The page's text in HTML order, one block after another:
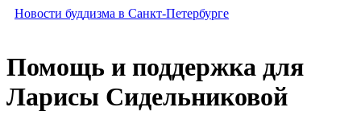
Новости буддизма в Санкт-Петербурге
Помощь и поддержка для
Ларисы Сидельниковой